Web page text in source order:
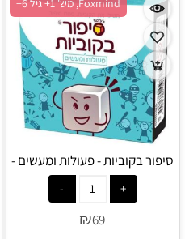
Foxmind, מש' 1+ גיל 6+
סיפור בקוביות - פעולות ומעשים -
פוקסמיינד - Foxmind
₪69